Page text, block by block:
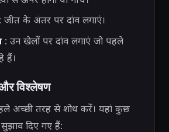
के अंतर पर दांव लगाएं।
: उन खेलों पर दांव लगाएं जो पहले
हैं।
विश्लेषण
अच्छी तरह से शोध करें। यहां कुछ
सुझाव दिए गए हैं: